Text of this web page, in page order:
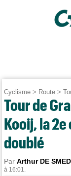
Cyclisme > Route >
Tour de
Kooij, la
doublé
ParArthur DE
à 16:01.